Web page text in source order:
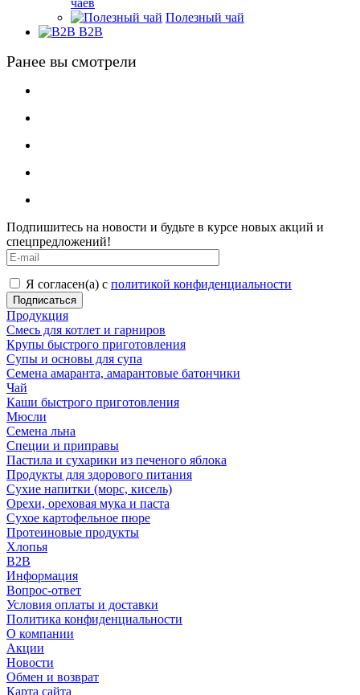
Полезный чай
B2B
Ранее вы смотрели
Подпишитесь на новости и будьте в курсе новых акций и
спецпредложений!
Я согласен(а) с политикой конфиденциальности
Продукция
Смесь для котлет и гарниров
Крупы быстрого приготовления
Супы и основы для супа
Семена амаранта, амарантовые батончики
Чай
Каши быстрого приготовления
Мюсли
Семена льна
Специи и приправы
Пастила и сухарики из печеного яблока
Продукты для здорового питания
Сухие напитки (морс, кисель)
Орехи, ореховая мука и паста
Сухое картофельное пюре
Протеиновые продукты
Хлопья
B2B
Информация
Вопрос-ответ
Условия оплаты и доставки
Политика конфиденциальности
О компании
Акции
Новости
Обмен и возврат
Карта сайта